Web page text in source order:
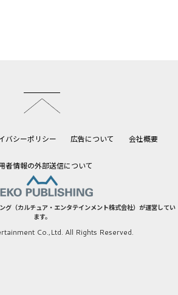
バシーポリシー 広告について 会社概要
者情報の外部送信について
グ（カルチュア・エンタテインメント株式会社）が運営してい
ます。
Co.,Ltd. All Rights Reserved.